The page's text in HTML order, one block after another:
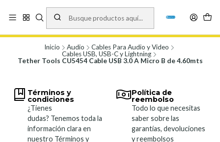
Vísita nuestro local en Los Agustinos 5478, Ñuñoa. Lunes a Viernes 9.30 a
19.00, Sábados 10:00 a 19:00 y Domingos de 10:00 a 17:00
Inicio Audio
Cables Para Audio y Video
Cables USB, USB-C y Lightning
Tether Tools CU5454 Cable USB 3.0 A Micro B de 4.60mts
Términos y
condiciones
¿Tienes
dudas? Tenemos toda la
información clara en
nuestro Términos y
Política de
reembolso
Todo lo que necesitas
saber sobre las
garantías, devoluciones
y reembolsos